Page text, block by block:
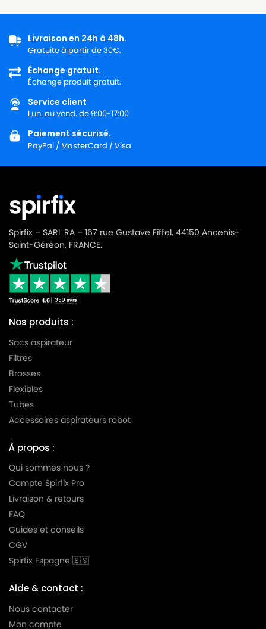
GOLDSTAR
LG-GOLDSTAR TURBO 2700
LG-
GOLDSTAR
LG-GOLDSTAR TURBO 2900
LG-
GOLDSTAR
LG-GOLDSTAR TURBO 3100 B
LG-
GOLDSTAR
LG-GOLDSTAR TURBO 3200
LG-
GOLDSTAR
LG-
GOLDSTAR
LG-GOLDSTAR TURBO 3300 R
LG-
GOLDSTAR
LG-GOLDSTAR TURBO 3400
GOLDSTAR
LG-
GOLDSTAR
LG-
GOLDSTAR
LG-
LG-GOLDSTAR TURBO V 3300 DE
LG-
GOLDSTAR
LG-
GOLDSTAR
LG-GOLDSTAR TURBO V 3310 DE
LG-
GOLDSTAR
LG-GOLDSTAR TURBO V 3310 TD
LG-
LG-GOLDSTAR TURBO X (Série)
LG-
GOLDSTAR
Livraison en 24h à 48h.
Gratuite à partir de 30€.
Échange gratuit.
Échange produit gratuit.
Service client
Lun. au vend. de 9:00-17:00
Paiement sécurisé.
PayPal / MasterCard / Visa
Spirfix – SARL RA – 167 rue Gustave Eiffel, 44150 Ancenis-
Saint-Géréon, FRANCE.
Nos produits :
Sacs aspirateur
Filtres
Brosses
Flexibles
Tubes
Accessoires aspirateurs robot
À propos :
Qui sommes nous ?
Compte Spirfix Pro
Livraison & retours
FAQ
Guides et conseils
CGV
Spirfix Espagne 🇪🇸
Aide & contact :
Nous contacter
Mon compte